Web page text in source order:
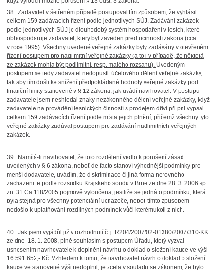
38. Zadavatel v šetřeném případě postupoval tím způsobem, že vyhlásil
celkem 159 zadávacích řízení podle jednotlivých SÚJ. Zadávání zakázek
podle jednotlivých SÚJ je dlouhodobý systém hospodaření v lesích, které
obhospodařuje zadavatel, který byl zaveden před účinností zákona (cca
v roce 1995). Všechny uvedené veřejné zakázky byly zadávány v otevřeném
řízení postupem pro nadlimitní veřejné zakázky (a to i v případě, že některá
ze zakázek mohla být podlimitní, resp. malého rozsahu). Uvedeným
postupem se tedy zadavatel nedopustil účelového dělení veřejné zakázky,
tak aby tím došli ke snížení předpokládané hodnoty veřejné zakázky pod
finanční limity stanovené v § 12 zákona, jak uvádí navrhovatel. V postupu
zadavatele jsem neshledal znaky nezákonného dělení veřejné zakázky, když
zadavatele na provádění lesnických činností s prodejem dříví při pni vypsal
celkem 159 zadávacích řízení podle místa jejich plnění, přičemž všechny tyto
veřejné zakázky zadával postupem pro zadávání nadlimitních veřejných
zakázek.
39. Namítá-li navrhovatel, že toto rozdělení vedlo k porušení zásad
uvedených v § 6 zákona, neboť de facto stanoví výhodnější podmínky pro
menší dodavatele, uvádím, že diskriminace či jiná forma nerovného
zacházení je podle rozsudku Krajského soudu v Brně ze dne 28. 3. 2006 sp.
zn. 31 Ca 118/2005 pojmově vyloučena, jestliže se jedná o podmínku, která
byla stejná pro všechny potenciální uchazeče, neboť tímto způsobem
nedošlo k uplatňování rozdílných podmínek vůči kterémukoli z nich.
40. Jak jsem vyjádřil již v rozhodnutí č. j. R204/2007/02-01380/2007/310-KK
ze dne 18. 1. 2008, plně souhlasím s postupem Úřadu, který vyzval
usnesením navrhovatele k doplnění návrhu o doklad o složení kauce ve výši
16 591 652,- Kč. Vzhledem k tomu, že navrhovatel návrh o doklad o složení
kauce ve stanovené výši nedoplnil, je zcela v souladu se zákonem, že bylo